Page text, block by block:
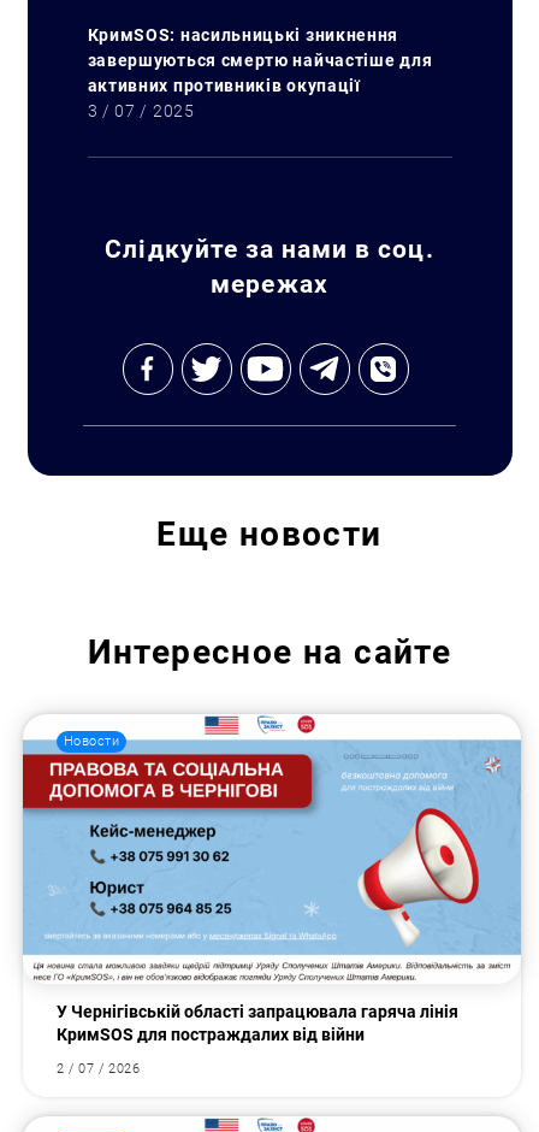
Искать:
КримSOS: насильницькі зникнення
завершуються смертю найчастіше для
активних противників окупації
3 / 07 / 2025
Слідкуйте за нами в соц.
мережах
Еще новости
Интересное на сайте
Новости
У Чернігівській області запрацювала гаряча лінія
КримSOS для постраждалих від війни
2 / 07 / 2026